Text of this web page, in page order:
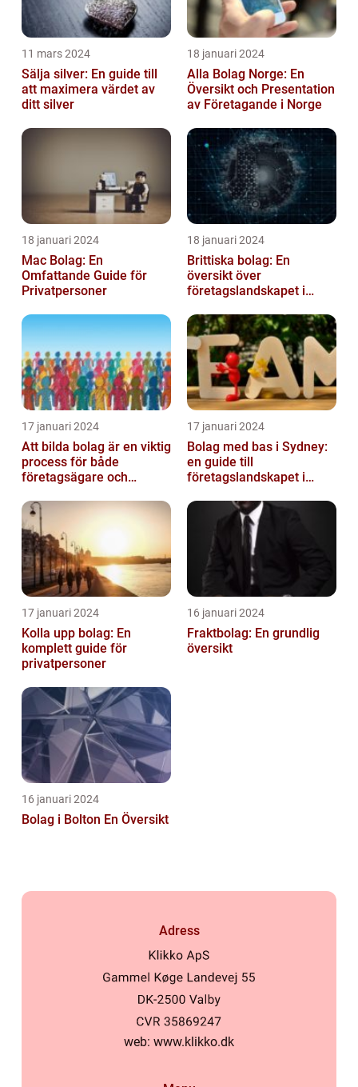
11 mars 2024
Sälja silver: En guide till
att maximera värdet av
ditt silver
18 januari 2024
Alla Bolag Norge: En
Översikt och Presentation
av Företagande i Norge
18 januari 2024
Mac Bolag: En
Omfattande Guide för
Privatpersoner
18 januari 2024
Brittiska bolag: En
översikt över
företagslandskapet i
17 januari 2024
Att bilda bolag är en viktig
process för både
företagsägare och
etablera en ...
17 januari 2024
Bolag med bas i Sydney:
en guide till
företagslandskapet i
stad
17 januari 2024
Kolla upp bolag: En
komplett guide för
privatpersoner
16 januari 2024
Fraktbolag: En grundlig
översikt
16 januari 2024
Bolag i Bolton En Översikt
Adress
web: www.klikko.dk